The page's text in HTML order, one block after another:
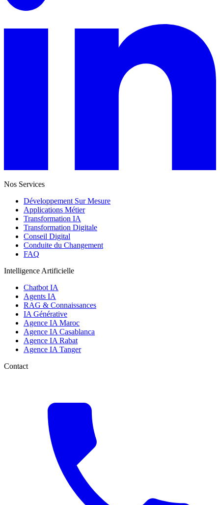
Nos Services
Développement Sur Mesure
Applications Métier
Transformation IA
Transformation Digitale
Conseil Digital
Conduite du Changement
FAQ
Intelligence Artificielle
Chatbot IA
Agents IA
RAG & Connaissances
IA Générative
Agence IA Maroc
Agence IA Casablanca
Agence IA Rabat
Agence IA Tanger
Contact